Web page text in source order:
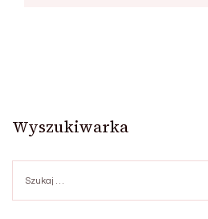
Wyszukiwarka